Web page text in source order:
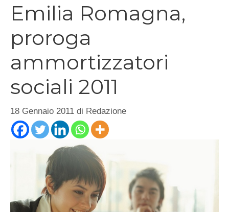
Emilia Romagna,
proroga
ammortizzatori
sociali 2011
18 Gennaio 2011 di Redazione